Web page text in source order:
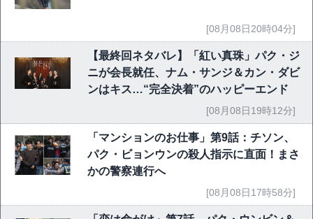
[08月08日20時04分]
【最終回ネタバレ】「紅い真珠」パク・ジ
ニが会長就任、ナム・サンジ＆カン・ダビ
ンはキス…“完全決着”のハッピーエンド
[08月08日19時12分]
「マンションのお仕事」第9話：チソン、
パク・ビョンウンの殺人指示に直面！まさ
かの警察連行へ
[08月08日17時58分]